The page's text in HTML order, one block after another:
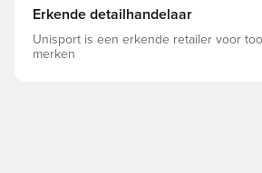
Erkende detailhandelaar
Unisport is een erkende retailer voor
merken